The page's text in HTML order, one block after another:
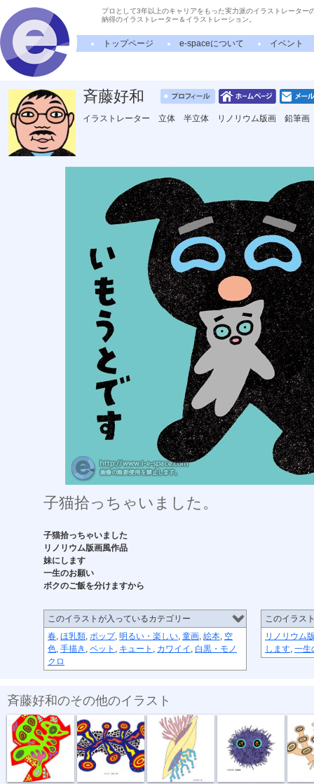
プロとして3年以上のキャリアをもった実力派のイラストレーター
納得のイラストレーター＆イラストレーション。
トップページ e-spaceについて イベント
斉藤好和
イラストレーター 立体 半立体 リノリウム版画 鉛筆画
子猫拾っちゃいました。
子猫拾っちゃいました
リノリウム版画風作品
妹にします
一生のお願い
ボクのご飯を分けますから
このイラストが入っているカテゴリー
春, ほ乳類, ポップ, 明るい・楽しい, 童画, 絵本, 空
色, 手描き , ペット , キュート , カワイイ , 白黒・モノ
クロ
このイラス
リノリウム
します, 一生
斉藤好和のその他のイラスト
めぐる想い 放電１秒前 貝
お散歩行こうよ 食事風景 ク... 風が強い夜